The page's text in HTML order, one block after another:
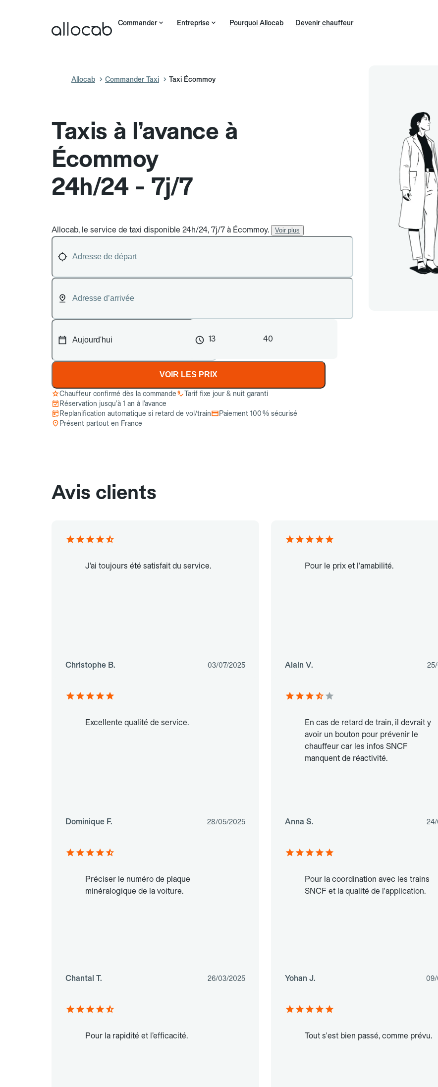
Commander Entreprise Pourquoi Allocab Devenir chauffeur
Allocab Commander Taxi Taxi Écommoy
Taxis à l’avance à
Écommoy
24h/24 - 7j/7
Allocab, le service de taxi disponible 24h/24, 7j/7 à Écommoy. Voir plus
13 40
VOIR LES PRIX
Chauffeur confirmé dès la commande
Tarif fixe jour & nuit garanti
Réservation jusqu’à 1 an à l’avance
Replanification automatique si retard de vol/train
Paiement 100 % sécurisé
Présent partout en France
Avis clients
J’ai toujours été satisfait du service.
Christophe B. 03/07/2025
Pour le prix et l'amabilité.
Alain V.
Excellente qualité de service.
Dominique F. 28/05/2025
En cas de retard de train, il devrait y
avoir un bouton pour prévenir le
chauffeur car les infos SNCF
manquent de réactivité.
Anna S.
Préciser le numéro de plaque
minéralogique de la voiture.
Chantal T. 26/03/2025
Pour la coordination avec les trains
SNCF et la qualité de l'application.
Yohan J.
Pour la rapidité et l’efficacité. Tout s'est bien passé, comme prévu.